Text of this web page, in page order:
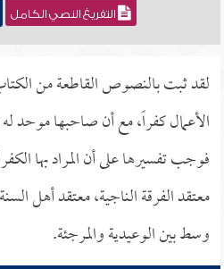
التفريغ النصي الكامل
لقد ثبت بالنصوص القاطعة من
الأعمال كفراً، مع أن صاحبها موحد
فوجب تفسيرها على أن المراد بها
معتقد الفرقة الناجية، معتقد أهل
وسط بين الوعيدية والمرجئة.